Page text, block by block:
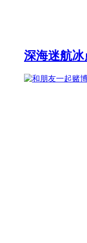
深海迷航冰